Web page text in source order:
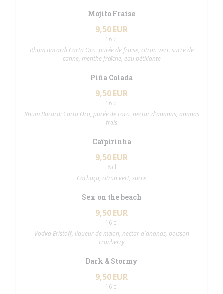
Mojito Fraise
9,50 EUR
16 cl
Rhum Bacardi Carta Oro, purée de fraise, citron vert, sucre de
canne, menthe fraîche, eau pétillante
Piña Colada
9,50 EUR
16 cl
Rhum Bacardi Carta Oro, purée de coco, nectar d'ananas, ananas
frais
Caïpirinha
9,50 EUR
8 cl
Cachaça, citron vert, sucre
Sex on the beach
9,50 EUR
16 cl
Vodka Eristoff, liqueur de melon, nectar d'ananas, boisson
cranberry
Dark & Stormy
9,50 EUR
16 cl